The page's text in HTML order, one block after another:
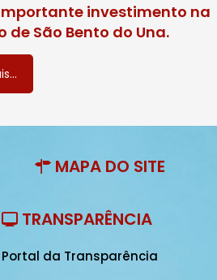
investimento na
de São Bento do Una.
MAPA DO SITE
TRANSPARÊNCIA
Portal da Transparência